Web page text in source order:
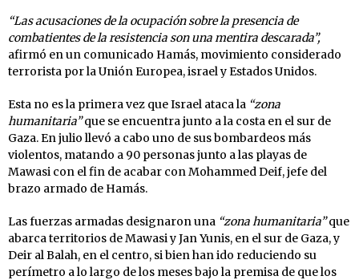
“Las acusaciones de la ocupación sobre la presencia de
combatientes de la resistencia son una mentira descarada”,
afirmó en un comunicado Hamás, movimiento considerado
terrorista por la Unión Europea, israel y Estados Unidos.
Esta no es la primera vez que Israel ataca la “zona
humanitaria”que se encuentra junto a la costa en el sur de
Gaza. En julio llevó a cabo uno de sus bombardeos más
violentos, matando a 90 personas junto a las playas de
Mawasi con el fin de acabar con Mohammed Deif, jefe del
brazo armado de Hamás.
Las fuerzas armadas designaron una “zona humanitaria”que
abarca territorios de Mawasi y Jan Yunis, en el sur de Gaza, y
Deir al Balah, en el centro, si bien han ido reduciendo su
perímetro a lo largo de los meses bajo la premisa de que los